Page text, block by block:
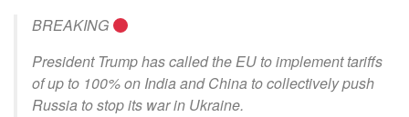
BREAKING
President Trump has called the EU to implement tariffs
of up to 100% on India and China to collectively push
Russia to stop its war in Ukraine.